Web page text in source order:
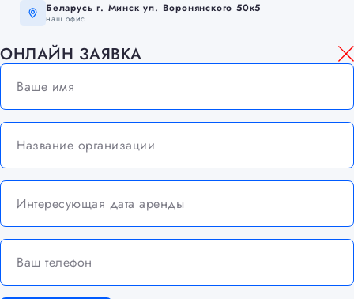
Беларусь г. Минск ул. Воронянского 50к5
наш офис
ОНЛАЙН ЗАЯВКА